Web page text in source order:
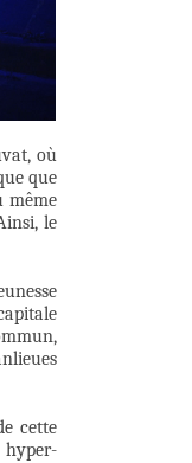
où
que
même
le
cette
hyper-